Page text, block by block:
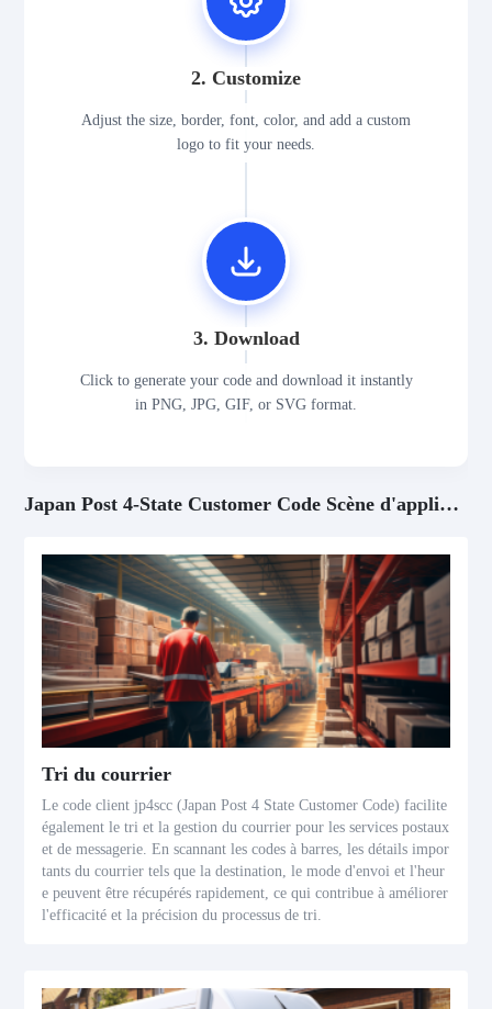
2. Customize
Adjust the size, border, font, color, and add a custom
logo to fit your needs.
3. Download
Click to generate your code and download it instantly
in PNG, JPG, GIF, or SVG format.
Japan Post 4-State Customer Code Scène d'application
Tri du courrier
Le code client jp4scc (Japan Post 4 State Customer Code) facilite
également le tri et la gestion du courrier pour les services postaux
et de messagerie. En scannant les codes à barres, les détails impor
tants du courrier tels que la destination, le mode d'envoi et l'heur
e peuvent être récupérés rapidement, ce qui contribue à améliorer
l'efficacité et la précision du processus de tri.